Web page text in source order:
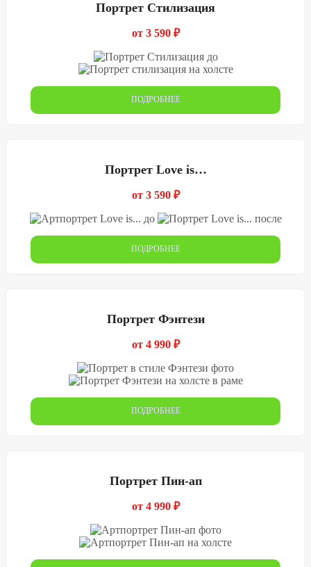
Портрет Стилизация
от 3 590 ₽
ПОДРОБНЕЕ
Портрет Love is…
от 3 590 ₽
ПОДРОБНЕЕ
Портрет Фэнтези
от 4 990 ₽
ПОДРОБНЕЕ
Портрет Пин-ап
от 4 990 ₽